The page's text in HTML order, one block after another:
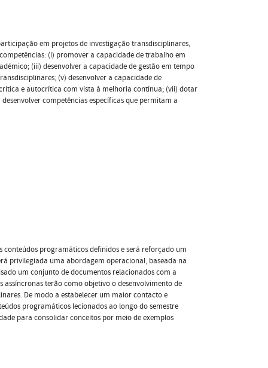
em projetos de investigação transdisciplinares,
(i) promover a capacidade de trabalho em
(iii) desenvolver a capacidade de gestão em tempo
(v) desenvolver a capacidade de
e autocrítica com vista à melhoria contínua; (vii) dotar
competências específicas que permitam a
conteúdos programáticos definidos e será reforçado um
privilegiada uma abordagem operacional, baseada na
um conjunto de documentos relacionados com a
terão como objetivo o desenvolvimento de
De modo a estabelecer um maior contacto e
programáticos lecionados ao longo do semestre
para consolidar conceitos por meio de exemplos